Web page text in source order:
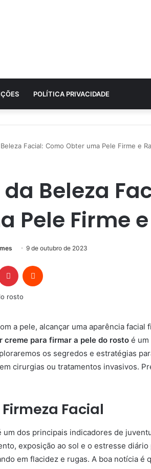
POLÍTICA PRIVACIDADE
Facial: Como Obter uma Pele Firme e
Beleza
Pele Firme
9 de outubro de 2023
Pinterest
a pele, alcançar uma aparência facial
creme para firmar a pele do rosto é
os segredos e estratégias
cirurgias ou tratamentos invasivos.
Facial
um dos principais indicadores de
exposição ao sol e o estresse diário
em flacidez e rugas. A boa notícia é